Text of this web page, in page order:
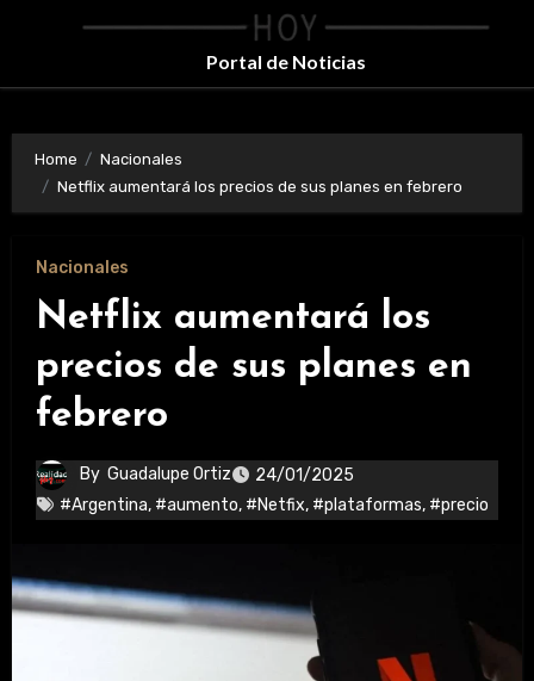
Portal de Noticias
Home
Nacionales
Netflix aumentará los precios de sus planes en febrero
Nacionales
Netflix aumentará los
precios de sus planes en
febrero
By Guadalupe Ortiz
24/01/2025
#Argentina, #aumento, #Netfix, #plataformas, #precio